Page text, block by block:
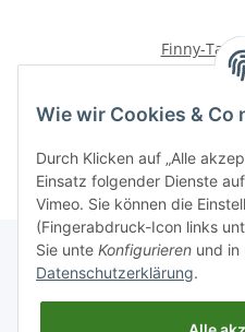
Finny-
Informationen
Wie wir Cookies & Co
Durch Klicken auf „Alle
Einsatz folgender Dienste
Vimeo. Sie können die
(Fingerabdruck-Icon links
Sie unte Konfigurieren und in
Datenschutzerklärung.